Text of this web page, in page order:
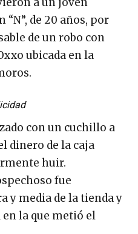
de 20 años, por
de un robo con
ubicada en la
con un cuchillo a
dinero de la caja
huir.
fue
y media de la tienda y
la que metió el